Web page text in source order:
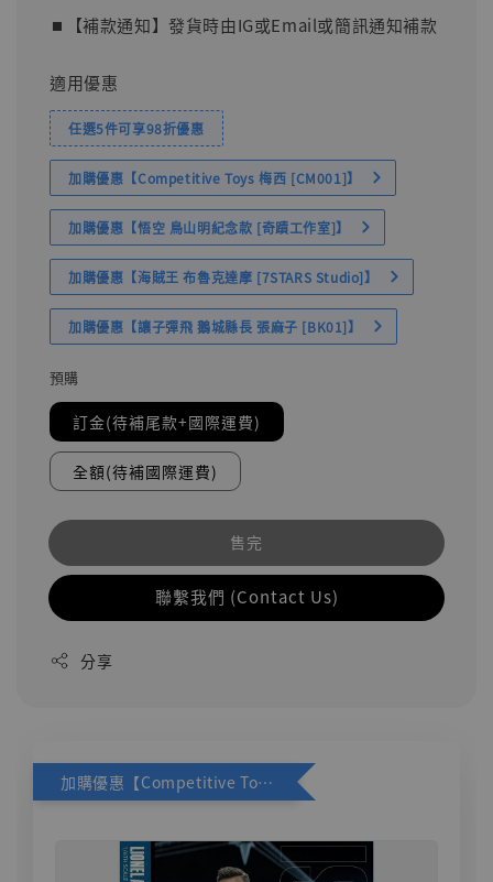
⏹︎【補款通知】發貨時由IG或Email或簡訊通知補款
適用優惠
任選5件可享98折優惠
加購優惠【Competitive Toys 梅西 [CM001]】
加購優惠【悟空 鳥山明紀念款 [奇蹟工作室]】
加購優惠【海賊王 布魯克達摩 [7STARS Studio]】
加購優惠【讓子彈飛 鵝城縣長 張麻子 [BK01]】
預購
訂金(待補尾款+國際運費)
全額(待補國際運費)
售完
聯繫我們 (Contact Us)
分享
加購優惠【Competitive Toys 梅西 [CM001]】